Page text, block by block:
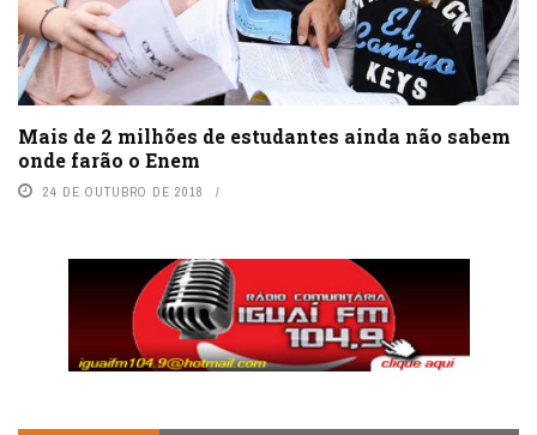
Mais de 2 milhões de estudantes ainda não sabem
onde farão o Enem
24 DE OUTUBRO DE 2018